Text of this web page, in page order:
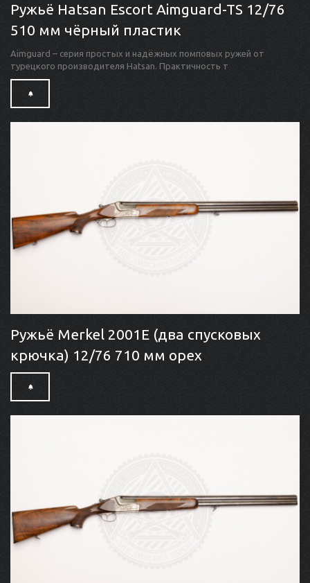
Ружьё Hatsan Escort Aimguard-TS 12/76
510 мм чёрный пластик
Aimguard – серия простых и надёжных помповых ружей от
турецкого производителя Hatsan. Практичность т
Ружьё Merkel 2001E (два спусковых
крючка) 12/76 710 мм орех